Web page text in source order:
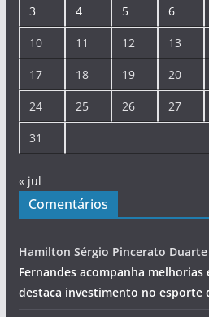
3 4 5 6
10 11 12 13
17 18 19 20
24 25 26 27
31
« jul
Comentários
Hamilton Sérgio Pincerato
Fernandes acompanha
destaca investimento no esporte